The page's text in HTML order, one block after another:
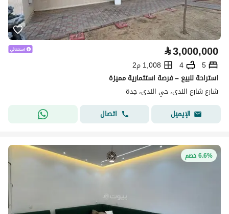
⃁3,000,000
5
4
1,008 م2
استراحة للبيع – فرصة استثمارية مميزة
شارع شارع الندى، حي الندى، جدة
الإيميل
اتصال
6.6% خصم